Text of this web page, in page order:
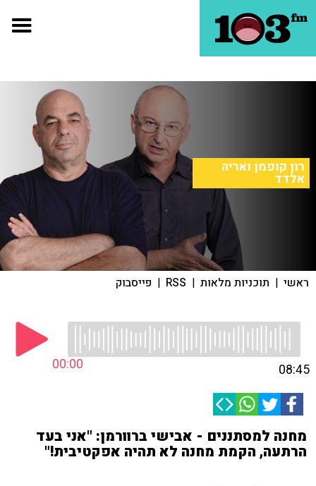
רון קופמן ואריה
אלדד
ראשי | תוכניות מלאות |
RSS
| פייסבוק
00:00 08:45
מחנה למסתננים - אבישי ברוורמן: "אני בעד
הרתעה, הקמת מחנה לא תהיה אפקטיבית!"